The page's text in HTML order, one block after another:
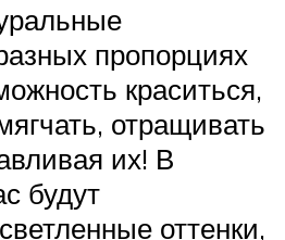
пропорциях
краситься,
отращивать
их! В
будут
оттенки,